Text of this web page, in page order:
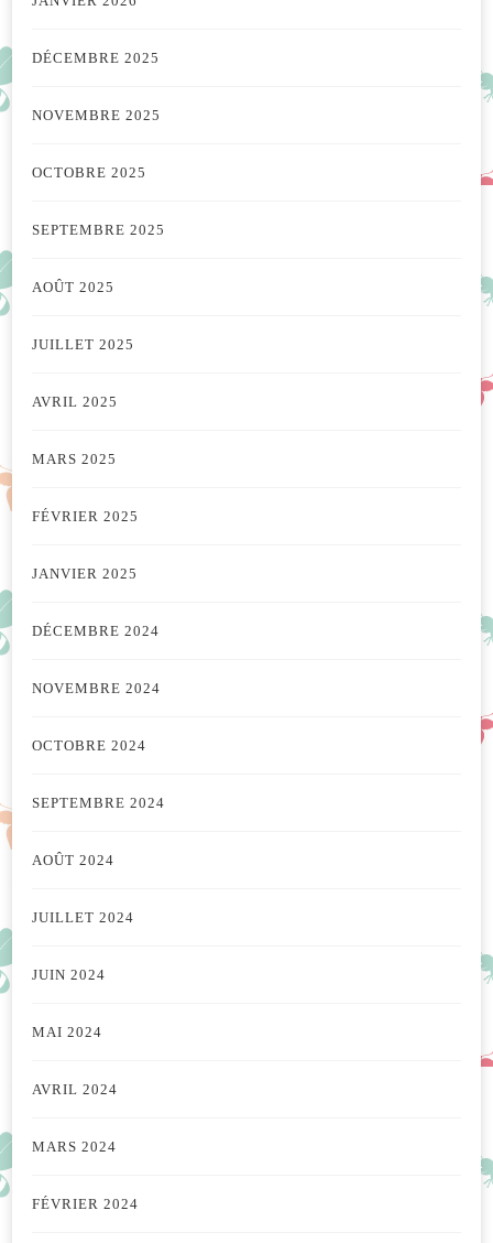
DÉCEMBRE 2025
NOVEMBRE 2025
OCTOBRE 2025
SEPTEMBRE 2025
AOÛT 2025
JUILLET 2025
AVRIL 2025
MARS 2025
FÉVRIER 2025
JANVIER 2025
DÉCEMBRE 2024
NOVEMBRE 2024
OCTOBRE 2024
SEPTEMBRE 2024
AOÛT 2024
JUILLET 2024
JUIN 2024
MAI 2024
AVRIL 2024
MARS 2024
FÉVRIER 2024